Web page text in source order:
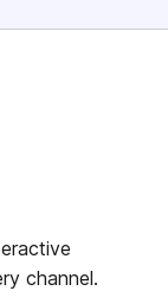
channel.